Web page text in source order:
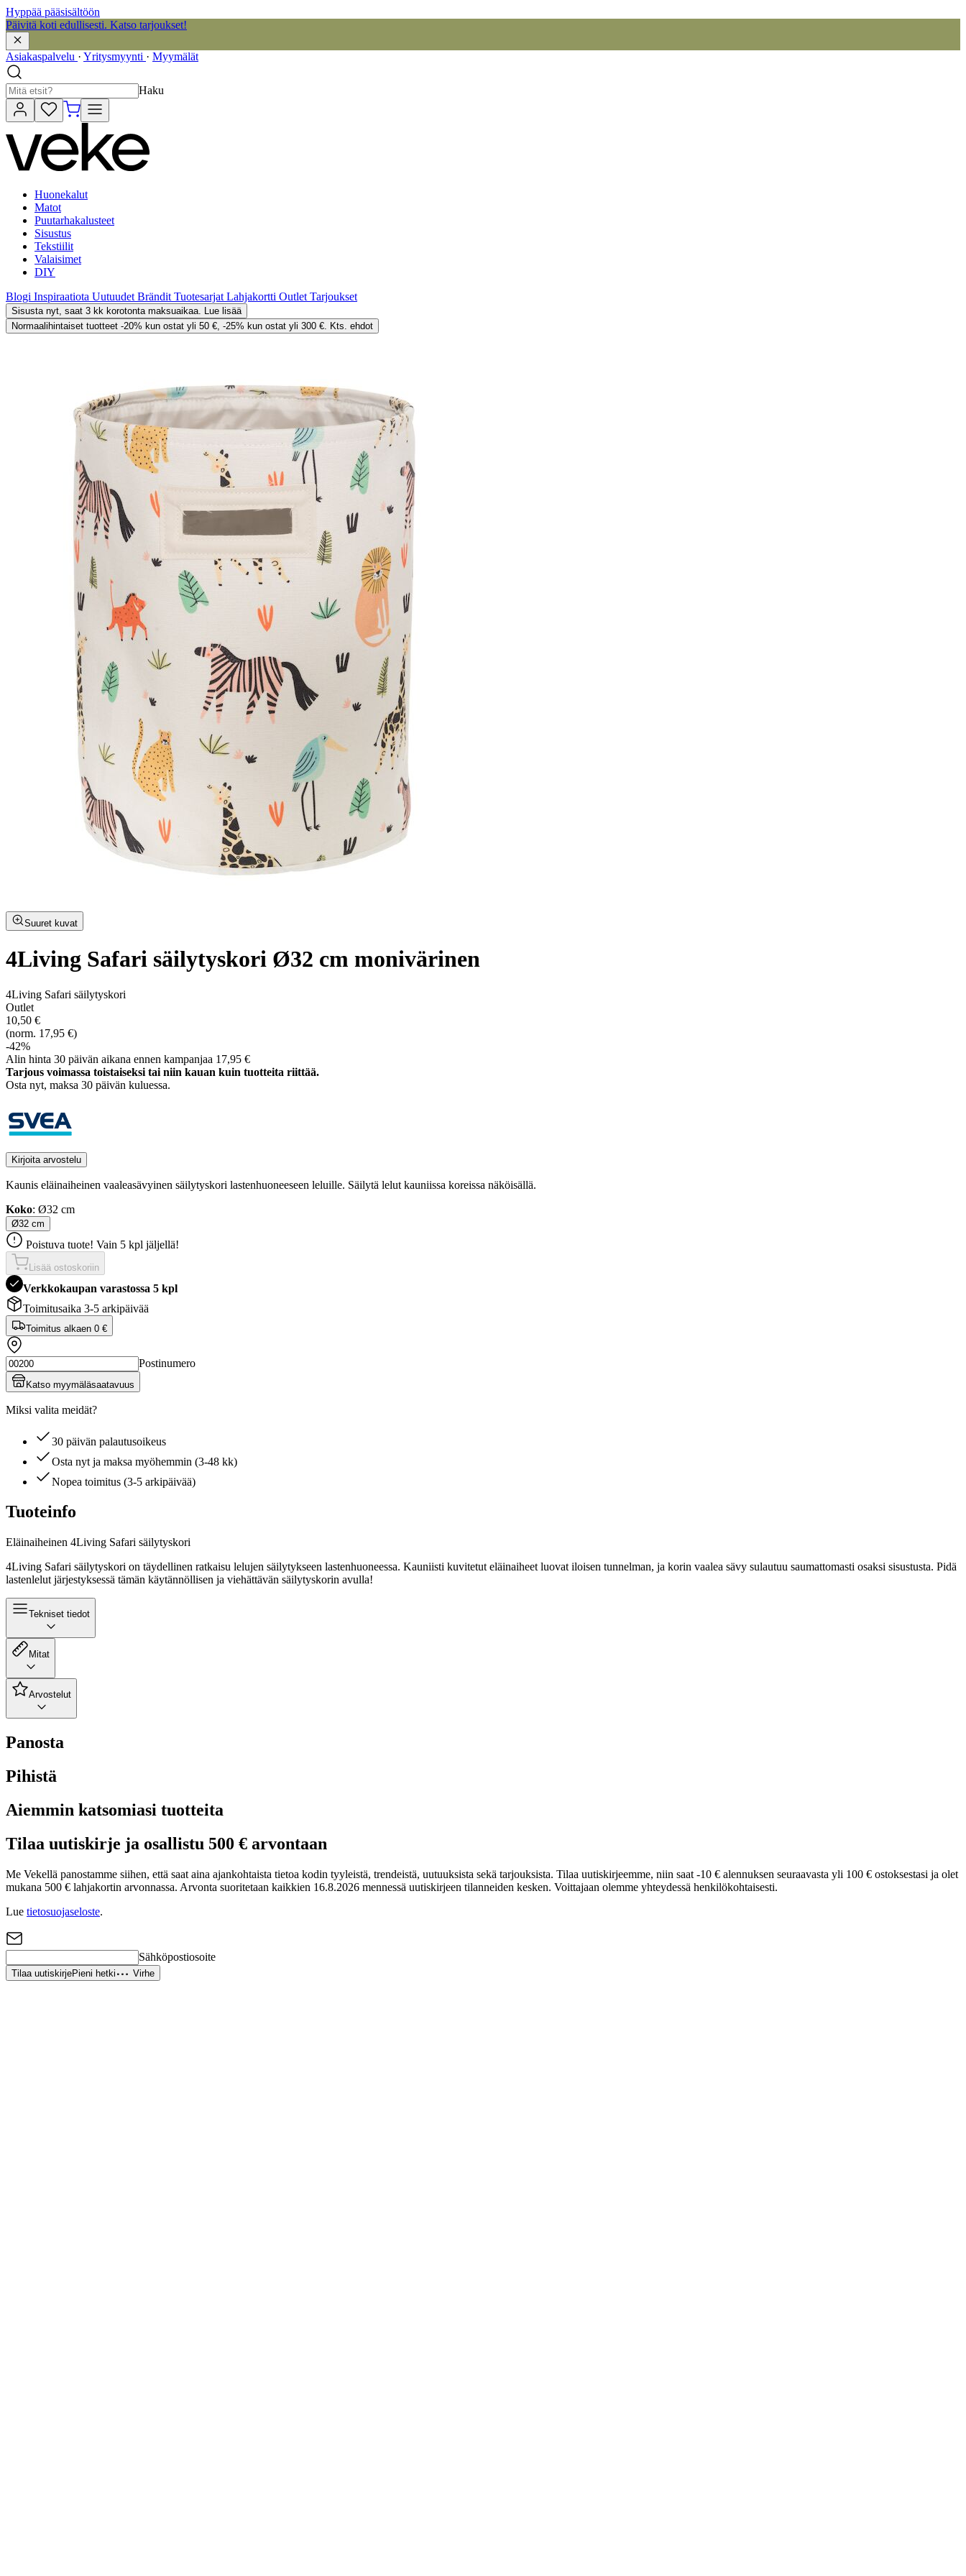
Hyppää pääsisältöön
Päivitä koti edullisesti. Katso tarjoukset!
Asiakaspalvelu · Yritysmyynti · Myymälät
Haku
Huonekalut
Matot
Puutarhakalusteet
Sisustus
Tekstiilit
Valaisimet
DIY
Blogi Inspiraatiota Uutuudet Brändit Tuotesarjat Lahjakortti Outlet Tarjoukset
Sisusta nyt, saat 3 kk korotonta maksuaikaa. Lue lisää
Normaalihintaiset tuotteet -20% kun ostat yli 50 €, -25% kun ostat yli 300 €. Kts. ehdot
Suuret kuvat
4Living Safari säilytyskori Ø32 cm monivärinen
4Living Safari säilytyskori
Outlet
10,50 €
(norm. 17,95 €)
-42%
Alin hinta 30 päivän aikana ennen kampanjaa 17,95 €
Tarjous voimassa toistaiseksi tai niin kauan kuin tuotteita riittää.
Osta nyt, ­maksa 30 päivän kuluessa.
Kirjoita arvostelu
Kaunis eläinaiheinen vaaleasävyinen säilytyskori lastenhuoneeseen leluille. Säilytä lelut kauniissa koreissa näköisällä.
Koko: Ø32 cm
Ø32 cm
Poistuva tuote! Vain 5 kpl jäljellä!
Lisää ostoskoriin
Verkkokaupan varastossa 5 kpl
Toimitusaika 3-5 arkipäivää
Toimitus alkaen 0 €
Postinumero
Katso myymäläsaatavuus
Miksi valita meidät?
30 päivän palautusoikeus
Osta nyt ja maksa myöhemmin (3-48 kk)
Nopea toimitus (3-5 arkipäivää)
Tuoteinfo
Eläinaiheinen 4Living Safari säilytyskori
4Living Safari säilytyskori on täydellinen ratkaisu lelujen säilytykseen lastenhuoneessa. Kauniisti kuvitetut eläinaiheet luovat iloisen tunnelman, ja korin vaalea sävy sulautuu saumattomasti osaksi sisustusta. Pidä
lastenlelut järjestyksessä tämän käytännöllisen ja viehättävän säilytyskorin avulla!
Tekniset tiedot
Mitat
Arvostelut
Panosta
Pihistä
Aiemmin katsomiasi tuotteita
Tilaa uutiskirje ja osallistu 500 € arvontaan
Me Vekellä panostamme siihen, että saat aina ajankohtaista tietoa kodin tyyleistä, trendeistä, uutuuksista sekä tarjouksista. Tilaa uutiskirjeemme, niin saat -10 € alennuksen seuraavasta yli 100 € ostoksestasi ja olet
mukana 500 € lahjakortin arvonnassa. Arvonta suoritetaan kaikkien 16.8.2026 mennessä uutiskirjeen tilanneiden kesken. Voittajaan olemme yhteydessä henkilökohtaisesti.
Lue tietosuojaseloste.
Sähköpostiosoite
Tilaa uutiskirjePieni hetki Virhe